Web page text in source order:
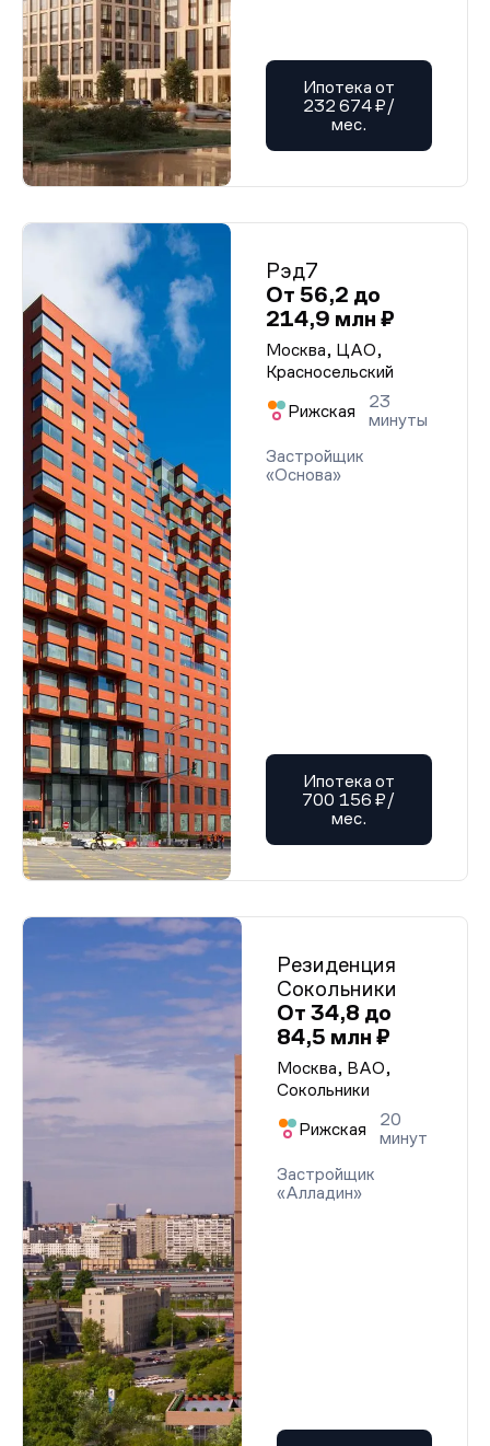
Ипотека от
232 674 ₽/
мес.
Рэд7
От 56,2 до
214,9 млн ₽
Москва, ЦАО,
Красносельский
Рижская
23
минуты
Застройщик
«Основа»
Ипотека от
700 156 ₽/
мес.
Резиденция
Сокольники
От 34,8 до
84,5 млн ₽
Москва, ВАО,
Сокольники
Рижская
20
минут
Застройщик
«Алладин»